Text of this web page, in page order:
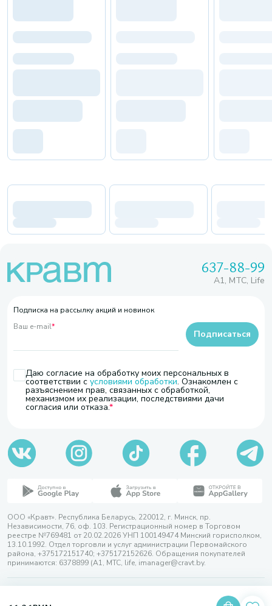
637-88-99
A1, МТС, Life
Подписка на рассылку акций и новинок
Ваш e-mail*
Даю согласие на обработку моих персональных в
соответствии с условиями обработки. Ознакомлен с
разъяснением прав, связанных с обработкой,
механизмом их реализации, последствиями дачи
согласия или отказа.
Подписаться
ООО «Кравт». Республика Беларусь, 220012, г. Минск, пр.
Независимости, 76, оф. 103. Регистрационный номер в Торговом
реестре №769481 от 20.02.2026 УНП 100149474 Минский горисполком,
13.10.1992. Отдел торговли и услуг администрации Первомайского
района, +375172151740; +375172152626. Обращения покупателей
принимаются: 6378899 (А1, МТС, life, imanager@cravt.by.